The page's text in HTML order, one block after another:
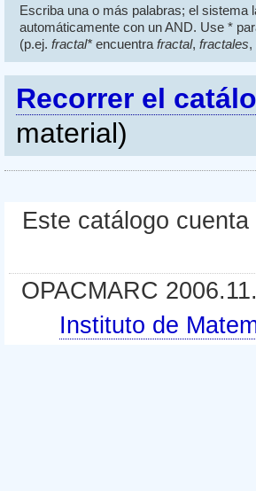
Escriba una o más palabras; el sistema
automáticamente con un AND. Use *
(p.ej. fractal*encuentra fractal, fractales,
Recorrer el
material)
Este catálogo
OPACMARC
Instituto de